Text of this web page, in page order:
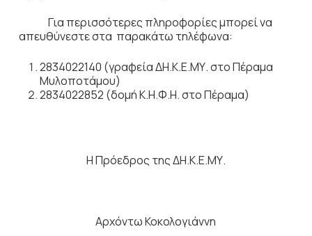
Για περισσότερες πληροφορίες μπορεί να
απευθύνεστε στα παρακάτω τηλέφωνα:
2834022140 (γραφεία ΔΗ.Κ.Ε.ΜΥ. στο Πέραμα
Μυλοποτάμου)
2834022852 (δομή Κ.Η.Φ.Η. στο Πέραμα)
Η Πρόεδρος της ΔΗ.Κ.Ε.ΜΥ.
Αρχόντω Κοκολογιάννη